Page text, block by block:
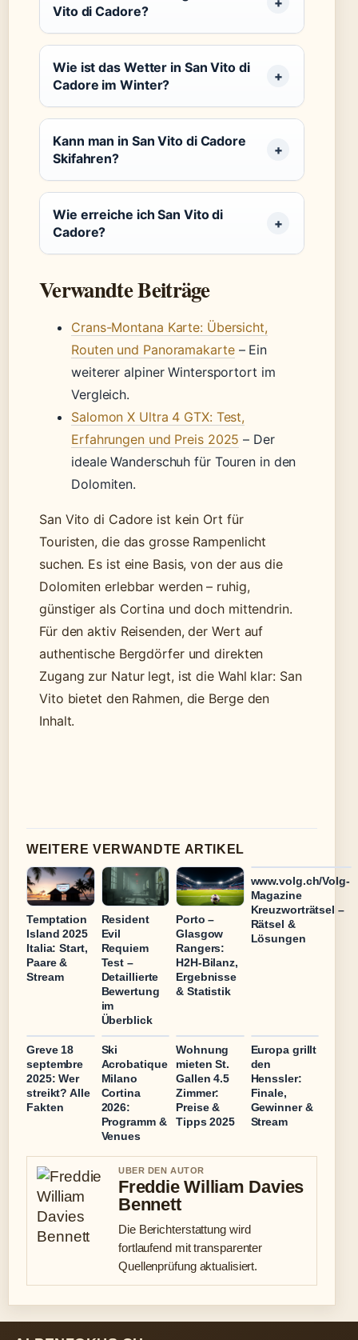
Vito di Cadore?
Wie ist das Wetter in San Vito di
Cadore im Winter?
Kann man in San Vito di Cadore
Skifahren?
Wie erreiche ich San Vito di
Cadore?
Verwandte Beiträge
Crans-Montana Karte: Übersicht,
Routen und Panoramakarte– Ein
weiterer alpiner Wintersportort im
Vergleich.
Salomon X Ultra 4 GTX: Test,
Erfahrungen und Preis 2025 – Der
ideale Wanderschuh für Touren in den
Dolomiten.
San Vito di Cadore ist kein Ort für
Touristen, die das grosse Rampenlicht
suchen. Es ist eine Basis, von der aus die
Dolomiten erlebbar werden – ruhig,
günstiger als Cortina und doch mittendrin.
Für den aktiv Reisenden, der Wert auf
authentische Bergdörfer und direkten
Zugang zur Natur legt, ist die Wahl klar: San
Vito bietet den Rahmen, die Berge den
Inhalt.
WEITERE VERWANDTE ARTIKEL
Temptation
Island 2025
Italia: Start,
Paare &
Stream
Resident
Evil
Requiem
Test –
Detaillierte
Bewertung
im
Überblick
Porto –
Glasgow
Rangers:
H2H-Bilanz,
Ergebnisse
& Statistik
www.volg.ch/Volg-
Magazine
Kreuzworträtsel –
Rätsel &
Lösungen
Greve 18
septembre
2025: Wer
streikt? Alle
Fakten
Ski
Acrobatique
Milano
Cortina
2026:
Programm &
Venues
Wohnung
mieten St.
Gallen 4.5
Zimmer:
Preise &
Tipps 2025
Europa grillt
den
Henssler:
Finale,
Gewinner &
Stream
UBER DEN AUTOR
Freddie William Davies
Bennett
Die Berichterstattung wird
fortlaufend mit transparenter
Quellenprüfung aktualisiert.